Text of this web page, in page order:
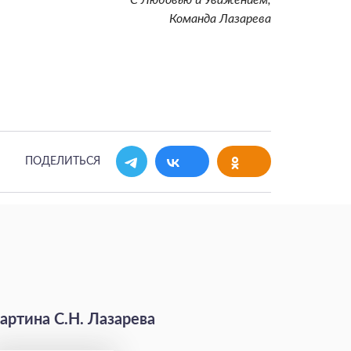
Команда Лазарева
ПОДЕЛИТЬСЯ
С.Н. Лазарева